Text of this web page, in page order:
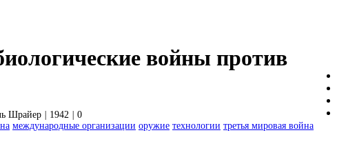
войны против
Шрайер 1942
0
международные организации оружие технологии третья мировая война